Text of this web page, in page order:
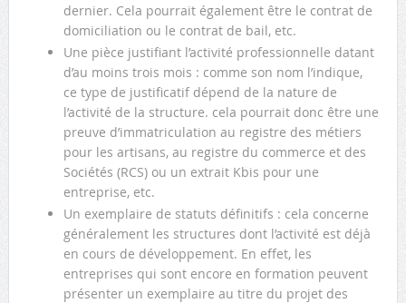
dernier. Cela pourrait également être le contrat de
domiciliation ou le contrat de bail, etc.
Une pièce justifiant l’activité professionnelle datant
d’au moins trois mois : comme son nom l’indique,
ce type de justificatif dépend de la nature de
l’activité de la structure. cela pourrait donc être une
preuve d’immatriculation au registre des métiers
pour les artisans, au registre du commerce et des
Sociétés (RCS) ou un extrait Kbis pour une
entreprise, etc.
Un exemplaire de statuts définitifs : cela concerne
généralement les structures dont l’activité est déjà
en cours de développement. En effet, les
entreprises qui sont encore en formation peuvent
présenter un exemplaire au titre du projet des